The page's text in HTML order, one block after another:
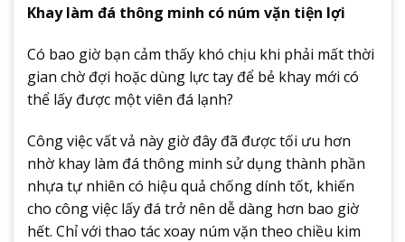
Khay làm đá thông minh có núm vặn tiện lợi
Có bao giờ bạn cảm thấy khó chịu khi phải mất thời
gian chờ đợi hoặc dùng lực tay để bẻ khay mới có
thể lấy được một viên đá lạnh?
Công việc vất vả này giờ đây đã được tối ưu hơn
nhờ khay làm đá thông minh sử dụng thành phần
nhựa tự nhiên có hiệu quả chống dính tốt, khiến
cho công việc lấy đá trở nên dễ dàng hơn bao giờ
hết. Chỉ với thao tác xoay núm vặn theo chiều kim